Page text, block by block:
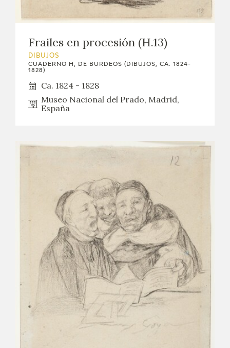
Frailes en procesión (H.13)
DIBUJOS
CUADERNO H, DE BURDEOS (DIBUJOS, CA. 1824-
1828)
Ca. 1824 - 1828
Museo Nacional del Prado, Madrid,
España